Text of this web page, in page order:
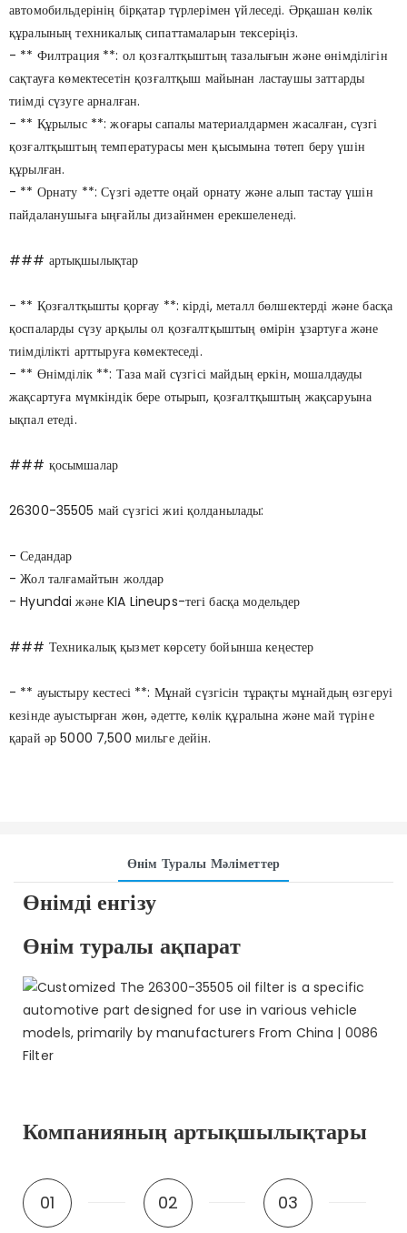
автомобильдерінің бірқатар түрлерімен үйлеседі. Әрқашан көлік
құралының техникалық сипаттамаларын тексеріңіз.
- ** Филтрация **: ол қозғалтқыштың тазалығын және өнімділігін
сақтауға көмектесетін қозғалтқыш майынан ластаушы заттарды
тиімді сүзуге арналған.
- ** Құрылыс **: жоғары сапалы материалдармен жасалған, сүзгі
қозғалтқыштың температурасы мен қысымына төтеп беру үшін
құрылған.
- ** Орнату **: Сүзгі әдетте оңай орнату және алып тастау үшін
пайдаланушыға ыңғайлы дизайнмен ерекшеленеді.
### артықшылықтар
- ** Қозғалтқышты қорғау **: кірді, металл бөлшектерді және басқа
қоспаларды сүзу арқылы ол қозғалтқыштың өмірін ұзартуға және
тиімділікті арттыруға көмектеседі.
- ** Өнімділік **: Таза май сүзгісі майдың еркін, мошалдауды
жақсартуға мүмкіндік бере отырып, қозғалтқыштың жақсаруына
ықпал етеді.
### қосымшалар
26300-35505 май сүзгісі жиі қолданылады:
- Седандар
- Жол талғамайтын жолдар
- Hyundai және KIA Lineups-тегі басқа модельдер
### Техникалық қызмет көрсету бойынша кеңестер
- ** ауыстыру кестесі **: Мұнай сүзгісін тұрақты мұнайдың өзгеруі
кезінде ауыстырған жөн, әдетте, көлік құралына және май түріне
қарай әр 5000 7,500 мильге дейін.
Өнім Туралы Мәліметтер
Өнімді енгізу
Өнім туралы ақпарат
Компанияның артықшылықтары
01 02 03